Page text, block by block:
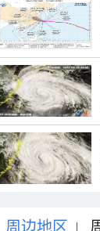
周边地区 |